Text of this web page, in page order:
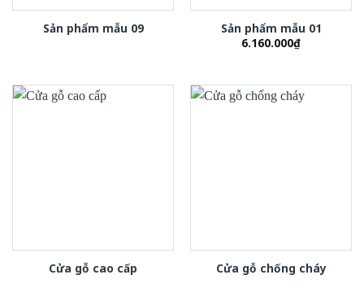
Sản phẩm mẫu 09
Sản phẩm mẫu 01
6.160.000₫
Cửa gỗ cao cấp Cửa gỗ chống cháy